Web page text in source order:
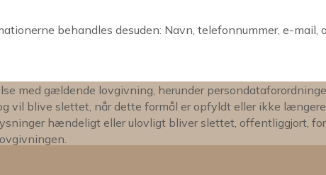
behandles desuden: Navn, telefonnummer, e-mail,
med gældende lovgivning, herunder
vil blive slettet, når dette formål er opfyldt eller ikke
hændeligt eller ulovligt bliver slettet, offentliggjort,